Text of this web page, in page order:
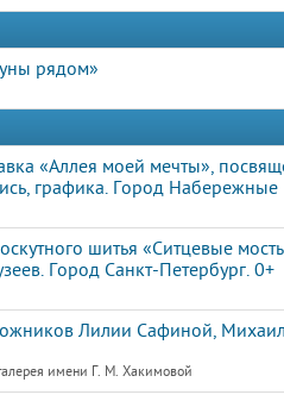
рядом»
«Аллея моей мечты»,
графика. Город
шитья «Ситцевые
Город Санкт-Петербург. 0+
Лилии Сафиной,
имени Г. М. Хакимовой